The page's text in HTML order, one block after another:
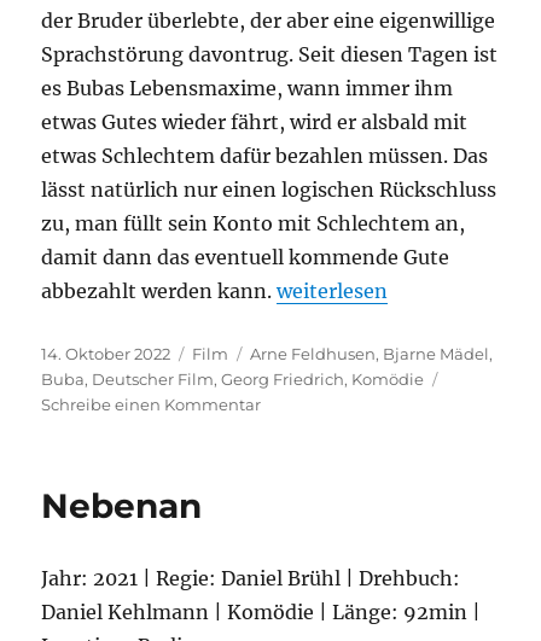
der Bruder überlebte, der aber eine eigenwillige
Sprachstörung davontrug. Seit diesen Tagen ist
es Bubas Lebensmaxime, wann immer ihm
etwas Gutes wieder fährt, wird er alsbald mit
etwas Schlechtem dafür bezahlen müssen. Das
lässt natürlich nur einen logischen Rückschluss
zu, man füllt sein Konto mit Schlechtem an,
damit dann das eventuell kommende Gute
abbezahlt werden kann.„Buba“
weiterlesen
Veröffentlicht
am
14. Oktober 2022 Kategorien
Film Schlagwörter
Arne Feldhusen, Bjarne Mädel,
Buba, Deutscher Film,Georg Friedrich, Komödie
Schreibe einen Kommentarzu
Nebenan
Jahr: 2021 | Regie: Daniel Brühl | Drehbuch:
Daniel Kehlmann | Komödie | Länge: 92min |